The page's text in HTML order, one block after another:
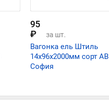
95
₽
за шт.
Вагонка ель Штиль
14х96х2000мм сорт АВ
София